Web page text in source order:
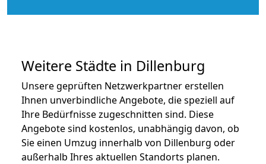
Weitere Städte in Dillenburg
Unsere geprüften Netzwerkpartner erstellen
Ihnen unverbindliche Angebote, die speziell auf
Ihre Bedürfnisse zugeschnitten sind. Diese
Angebote sind kostenlos, unabhängig davon, ob
Sie einen Umzug innerhalb von Dillenburg oder
außerhalb Ihres aktuellen Standorts planen.